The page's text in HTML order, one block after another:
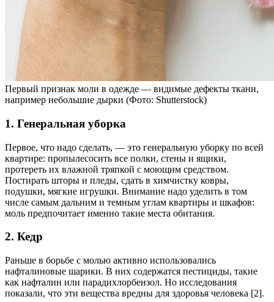
Первый признак моли в одежде — видимые дефекты ткани,
например небольшие дырки (Фото: Shutterstock)
1. Генеральная уборка
Первое, что надо сделать, — это генеральную уборку по всей
квартире: пропылесосить все полки, стены и ящики,
протереть их влажной тряпкой с моющим средством.
Постирать шторы и пледы, сдать в химчистку ковры,
подушки, мягкие игрушки. Внимание надо уделить в том
числе самым дальним и темным углам квартиры и шкафов:
моль предпочитает именно такие места обитания.
2. Кедр
Раньше в борьбе с молью активно использовались
нафталиновые шарики. В них содержатся пестициды, такие
как нафталин или парадихлорбензол. Но исследования
показали, что эти вещества вредны для здоровья человека [2].